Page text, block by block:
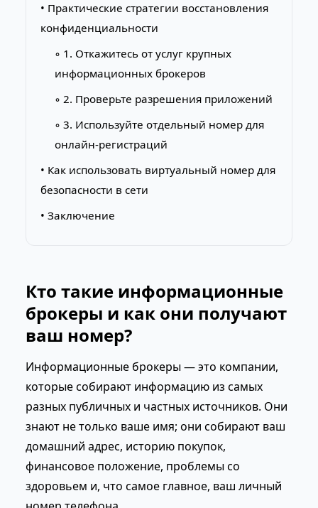
• Практические стратегии восстановления
конфиденциальности
◦ 1. Откажитесь от услуг крупных
информационных брокеров
◦ 2. Проверьте разрешения приложений
◦ 3. Используйте отдельный номер для
онлайн-регистраций
• Как использовать виртуальный номер для
безопасности в сети
• Заключение
Кто такие информационные
брокеры и как они получают
ваш номер?
Информационные брокеры — это компании,
которые собирают информацию из самых
разных публичных и частных источников. Они
знают не только ваше имя; они собирают ваш
домашний адрес, историю покупок,
финансовое положение, проблемы со
здоровьем и, что самое главное, ваш личный